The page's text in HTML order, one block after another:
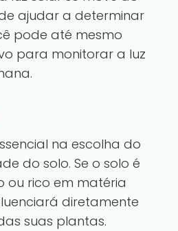
ajudar a determinar
pode até mesmo
para monitorar a luz
na escolha do
do solo. Se o solo é
ou rico em matéria
diretamente
suas plantas.